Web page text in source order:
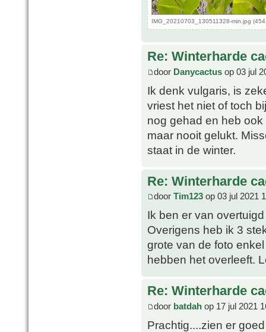
IMG_20210703_130511328-min.jpg
Re: Winterharde
door Danycactus op 03 jul
Ik denk vulgaris, is
vriest het niet of toch
nog gehad en heb
maar nooit gelukt.
staat in de winter.
Re: Winterharde
door Tim123 op 03 jul 2021
Ik ben er van
Overigens heb ik 3
grote van de foto
hebben het overleeft.
Re: Winterharde
door batdah op 17 jul 2021
Prachtig....zien er